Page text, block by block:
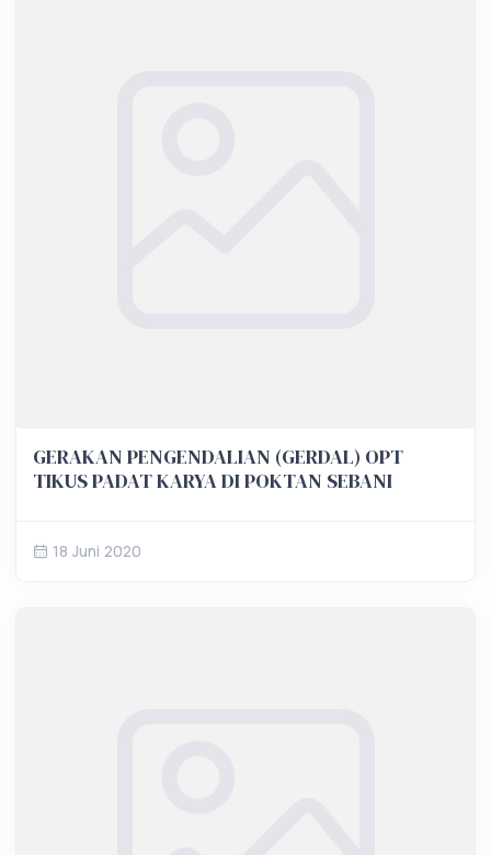
GERAKAN PENGENDALIAN (GERDAL) OPT
TIKUS PADAT KARYA DI POKTAN SEBANI
18 Juni 2020